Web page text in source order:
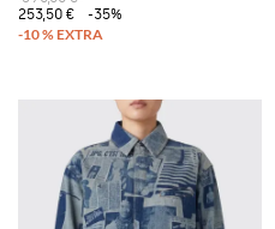
253,50 €
-35%